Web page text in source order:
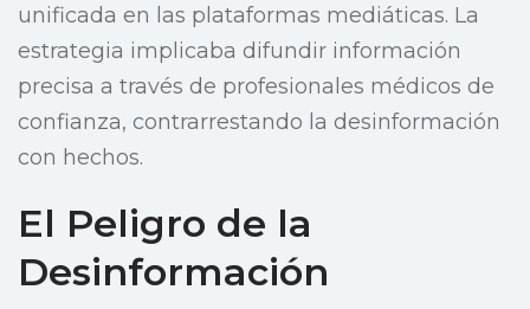
unificada en las plataformas mediáticas. La
estrategia implicaba difundir información
precisa a través de profesionales médicos de
confianza, contrarrestando la desinformación
con hechos.
El Peligro de la
Desinformación